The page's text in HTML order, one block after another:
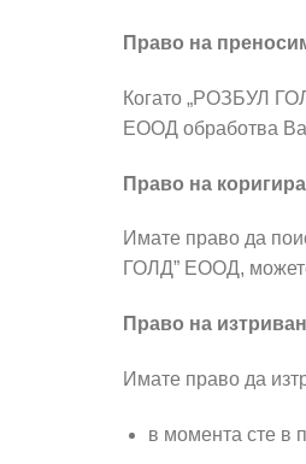
Право на
Когато „РОЗБУЛ
ЕООД обработва
Право на
Имате право да
ГОЛД” ЕООД,
Право на
Имате право да
в момента сте в